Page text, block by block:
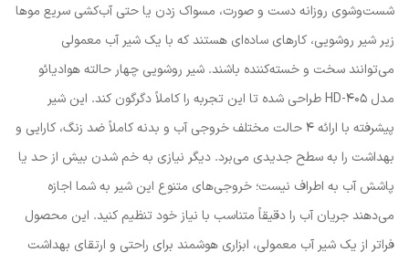
شست‌وشوی روزانه دست و صورت، مسواک زدن یا حتی آب‌کشی سریع موها
زیر شیر روشویی، کارهای ساده‌ای هستند که با یک شیر آب معمولی
می‌توانند سخت و خسته‌کننده باشند. شیر روشویی چهار حالته هوادیائو
مدل HD-405 طراحی شده تا این تجربه را کاملاً دگرگون کند. این شیر
پیشرفته با ارائه ۴ حالت مختلف خروجی آب و بدنه کاملاً ضد زنگ، کارایی و
بهداشت را به سطح جدیدی می‌برد. دیگر نیازی به خم شدن بیش از حد یا
پاشش آب به اطراف نیست؛ خروجی‌های متنوع این شیر به شما اجازه
می‌دهند جریان آب را دقیقاً متناسب با نیاز خود تنظیم کنید. این محصول
فراتر از یک شیر آب معمولی، ابزاری هوشمند برای راحتی و ارتقای بهداشت